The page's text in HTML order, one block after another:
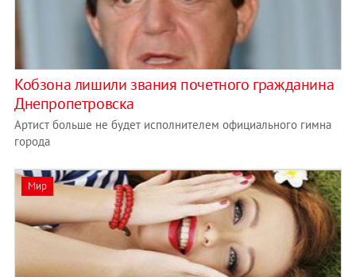
Кобзона лишили звания почетного гражданина
Днепропетровска
Артист больше не будет исполнителем официального гимна
города
Мир